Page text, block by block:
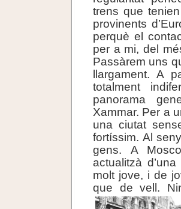
trens que
provinents
perquè el
per a mi, del
Passàrem uns
llargament. A
totalment
panorama
Xammar. Per a
una ciutat
fortíssim. Al
gens. A
actualitzà
molt jove, i de
que de vell.